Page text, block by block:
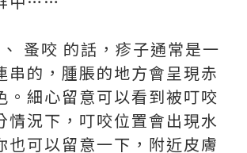
蚤咬 的話，疹子通常是一
串的，腫脹的地方會呈現赤
。細心留意可以看到被叮咬
情況下，叮咬位置會出現水
也可以留意一下，附近皮膚